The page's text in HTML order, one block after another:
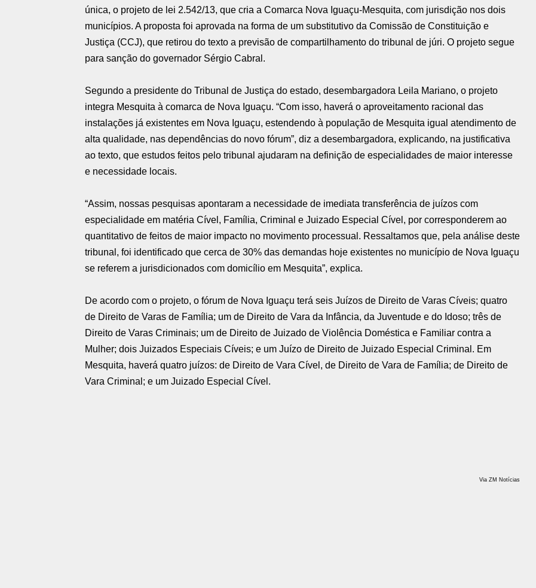
única, o projeto de lei 2.542/13, que cria a Comarca Nova Iguaçu-Mesquita, com jurisdição nos dois
municípios. A proposta foi aprovada na forma de um substitutivo da Comissão de Constituição e
Justiça (CCJ), que retirou do texto a previsão de compartilhamento do tribunal de júri. O projeto segue
para sanção do governador Sérgio Cabral.
Segundo a presidente do Tribunal de Justiça do estado, desembargadora Leila Mariano, o projeto
integra Mesquita à comarca de Nova Iguaçu. “Com isso, haverá o aproveitamento racional das
instalações já existentes em Nova Iguaçu, estendendo à população de Mesquita igual atendimento de
alta qualidade, nas dependências do novo fórum”, diz a desembargadora, explicando, na justificativa
ao texto, que estudos feitos pelo tribunal ajudaram na definição de especialidades de maior interesse
e necessidade locais.
“Assim, nossas pesquisas apontaram a necessidade de imediata transferência de juízos com
especialidade em matéria Cível, Família, Criminal e Juizado Especial Cível, por corresponderem ao
quantitativo de feitos de maior impacto no movimento processual. Ressaltamos que, pela análise deste
tribunal, foi identificado que cerca de 30% das demandas hoje existentes no município de Nova Iguaçu
se referem a jurisdicionados com domicílio em Mesquita”, explica.
De acordo com o projeto, o fórum de Nova Iguaçu terá seis Juízos de Direito de Varas Cíveis; quatro
de Direito de Varas de Família; um de Direito de Vara da Infância, da Juventude e do Idoso; três de
Direito de Varas Criminais; um de Direito de Juizado de Violência Doméstica e Familiar contra a
Mulher; dois Juizados Especiais Cíveis; e um Juízo de Direito de Juizado Especial Criminal. Em
Mesquita, haverá quatro juízos: de Direito de Vara Cível, de Direito de Vara de Família; de Direito de
Vara Criminal; e um Juizado Especial Cível.
Via ZM Notícias